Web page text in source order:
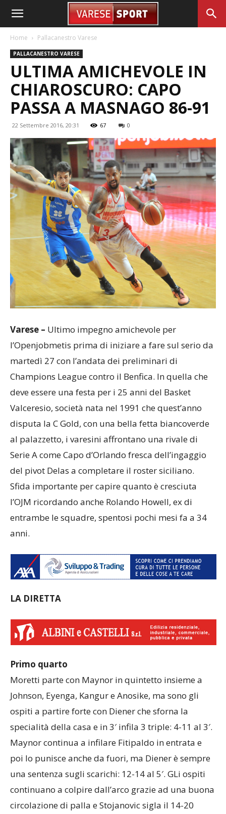
Home Pallacanestro Varese
PALLACANESTRO VARESE
ULTIMA AMICHEVOLE IN
CHIAROSCURO: CAPO
PASSA A MASNAGO 86-91
22 Settembre 2016, 20:31 67 0
Varese – Ultimo impegno amichevole per
l’Openjobmetis prima di iniziare a fare sul serio da
martedì 27 con l’andata dei preliminari di
Champions League contro il Benfica. In quella che
deve essere una festa per i 25 anni del Basket
Valceresio, società nata nel 1991 che quest’anno
disputa la C Gold, con una bella fetta biancoverde
al palazzetto, i varesini affrontano una rivale di
Serie A come Capo d’Orlando fresca dell’ingaggio
del pivot Delas a completare il roster siciliano.
Sfida importante per capire quanto è cresciuta
l’OJM ricordando anche Rolando Howell, ex di
entrambe le squadre, spentosi pochi mesi fa a 34
anni.
LA DIRETTA
Primo quarto
Moretti parte con Maynor in quintetto insieme a
Johnson, Eyenga, Kangur e Anosike, ma sono gli
ospiti a partire forte con Diener che sforna la
specialità della casa e in 3′ infila 3 triple: 4-11 al 3′.
Maynor continua a infilare Fitipaldo in entrata e
poi lo punisce anche da fuori, ma Diener è sempre
una sentenza sugli scarichi: 12-14 al 5′. GLi ospiti
continuano a colpire dall’arco grazie ad una buona
circolazione di palla e Stojanovic sigla il 14-20